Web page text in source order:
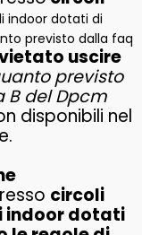
indoor dotati di
previsto dalla faq
uscire
previsto
B del Dpcm
disponibili nel
circoli
indoor dotati